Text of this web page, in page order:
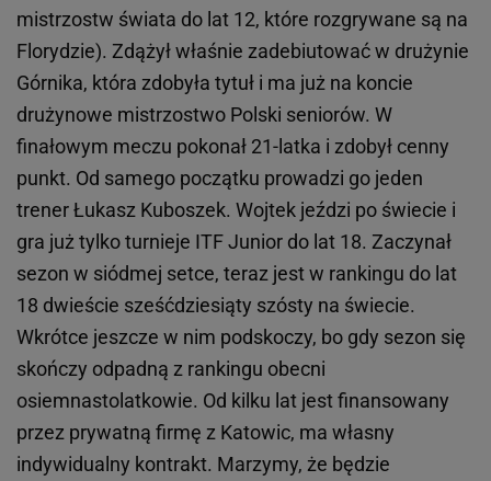
mistrzostw świata do lat 12, które rozgrywane są na
Florydzie). Zdążył właśnie zadebiutować w drużynie
Górnika, która zdobyła tytuł i ma już na koncie
drużynowe mistrzostwo Polski seniorów. W
finałowym meczu pokonał 21-latka i zdobył cenny
punkt. Od samego początku prowadzi go jeden
trener Łukasz Kuboszek. Wojtek jeździ po świecie i
gra już tylko turnieje ITF Junior do lat 18. Zaczynał
sezon w siódmej setce, teraz jest w rankingu do lat
18 dwieście sześćdziesiąty szósty na świecie.
Wkrótce jeszcze w nim podskoczy, bo gdy sezon się
skończy odpadną z rankingu obecni
osiemnastolatkowie. Od kilku lat jest finansowany
przez prywatną firmę z Katowic, ma własny
indywidualny kontrakt. Marzymy, że będzie